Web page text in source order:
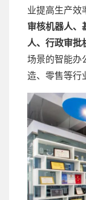
业提高生产效
审核机器人、
人、行政审批
场景的智能办
造、零售等行